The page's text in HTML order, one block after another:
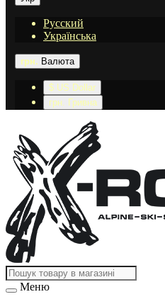
Русский
Українська
грн. Валюта
$ US Dollar
грн. Гривна
Меню